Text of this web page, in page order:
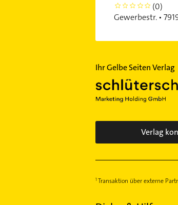
0
(0)
Gewerbestr. •
Ihr Gelbe Seiten Verlag
Verlag
Transaktion über externe